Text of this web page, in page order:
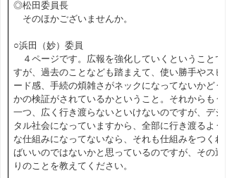
◎松田委員長
そのほかございませんか。
○浜田（妙）委員
４ページです。広報を強化していくということで
すが、過去のことなども踏まえて、使い勝手やスピ
ード感、手続の煩雑さがネックになってないかどう
かの検証がされているかということ。それからもう
一つ、広く行き渡らないといけないのですが、デジ
タル社会になっていますから、全部に行き渡るよう
な仕組みになってないなら、それも仕組みをつくれ
ばいいのではないかと思っているのですが、その辺
りのことを教えてください。